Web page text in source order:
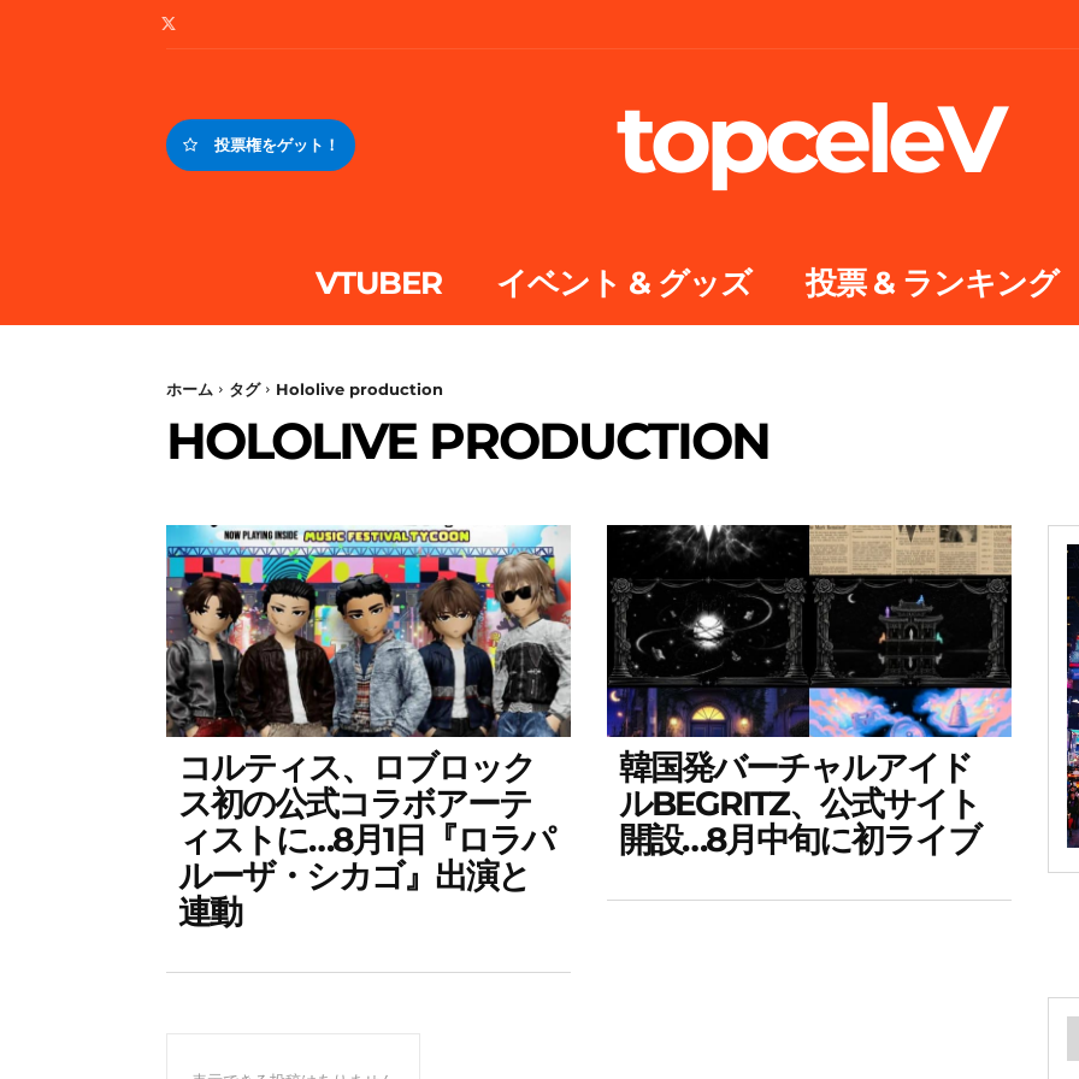
投票権をゲット！ topceleV
VTUBER イベント & グッズ 投票 & ランキング
ホーム タグ Hololive production
HOLOLIVE PRODUCTION
コルティス、ロブロック
ス初の公式コラボアーテ
ィストに…8月1日『ロラパ
ルーザ・シカゴ』出演と
連動
韓国発バーチャルアイド
ルBEGRITZ、公式サイト
開設…8月中旬に初ライブ